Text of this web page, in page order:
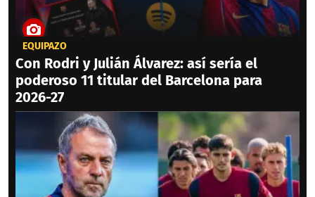
EQUIPAZO
Con Rodri y Julián Álvarez: así sería el
poderoso 11 titular del Barcelona para
2026-27